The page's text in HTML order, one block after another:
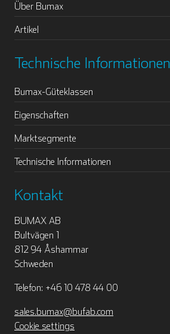
Über Bumax
Artikel
Technische Informationen
Bumax-Güteklassen
Eigenschaften
Marktsegmente
Technische Informationen
Kontakt
BUMAX AB
Bultvägen 1
812 94 Åshammar
Schweden
Telefon: +46 10 478 44 00
sales.bumax@bufab.com
Cookie settings